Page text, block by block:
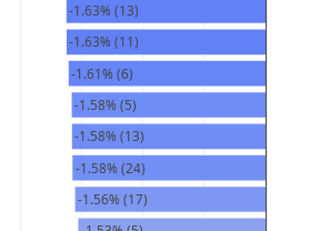
-1.56% (17)
-1.58% (24)
-1.58% (13)
-1.58% (5)
-1.61% (6)
-1.63% (11)
-1.63% (13)